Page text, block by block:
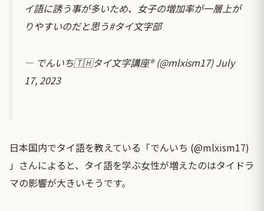
イ語に誘う事が多いため、女子の増加率が一層上が
りやすいのだと思う#タイ文字部
— でんいち🇹🇭タイ文字講座® (@mlxism17)July
17, 2023
日本国内でタイ語を教えている「でんいち (@mlxism17)
」さんによると、タイ語を学ぶ女性が増えたのはタイドラ
マの影響が大きいそうです。